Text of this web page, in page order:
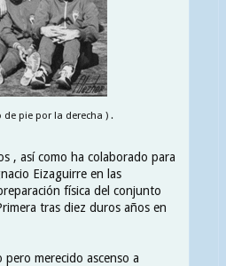
pie por la derecha ) .
, así como ha colaborado para
Eizaguirre en las
física del conjunto
tras diez duros años en
merecido ascenso a